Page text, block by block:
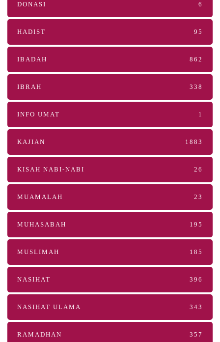
DONASI 6
HADIST 95
IBADAH 862
IBRAH 338
INFO UMAT 1
KAJIAN 1883
KISAH NABI-NABI 26
MUAMALAH 23
MUHASABAH 195
MUSLIMAH 185
NASIHAT 396
NASIHAT ULAMA 343
RAMADHAN 357